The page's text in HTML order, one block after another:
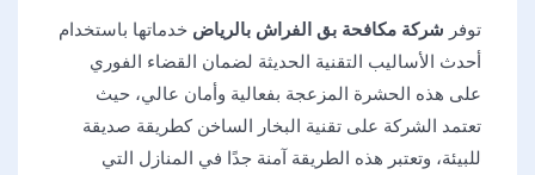
توفر شركة مكافحة بق الفراش بالرياض خدماتها باستخدام
أحدث الأساليب التقنية الحديثة لضمان القضاء الفوري
على هذه الحشرة المزعجة بفعالية وأمان عالي، حيث
تعتمد الشركة على تقنية البخار الساخن كطريقة صديقة
للبيئة، وتعتبر هذه الطريقة آمنة جدًا في المنازل التي